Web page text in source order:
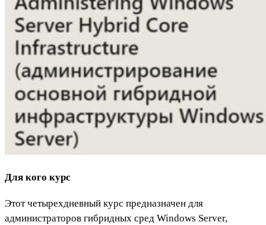
Для кого курс
Этот четырехдневный курс предназначен для
администраторов гибридных сред Windows Server,